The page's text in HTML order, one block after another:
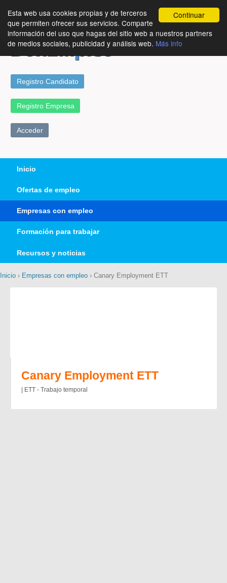
Continuar
Esta web usa cookies propias y de terceros
que permiten ofrecer sus servicios. Comparte
información del uso que hagas del sitio web a nuestros partners
de medios sociales, publicidad y análisis web. Más info
Registro Candidato
Registro Empresa
Acceder
Inicio
Ofertas de empleo
Empresas con empleo
Formación para trabajar
Recursos y noticias
Inicio › Empresas con empleo › Canary Employment ETT
Canary Employment ETT
| ETT - Trabajo temporal